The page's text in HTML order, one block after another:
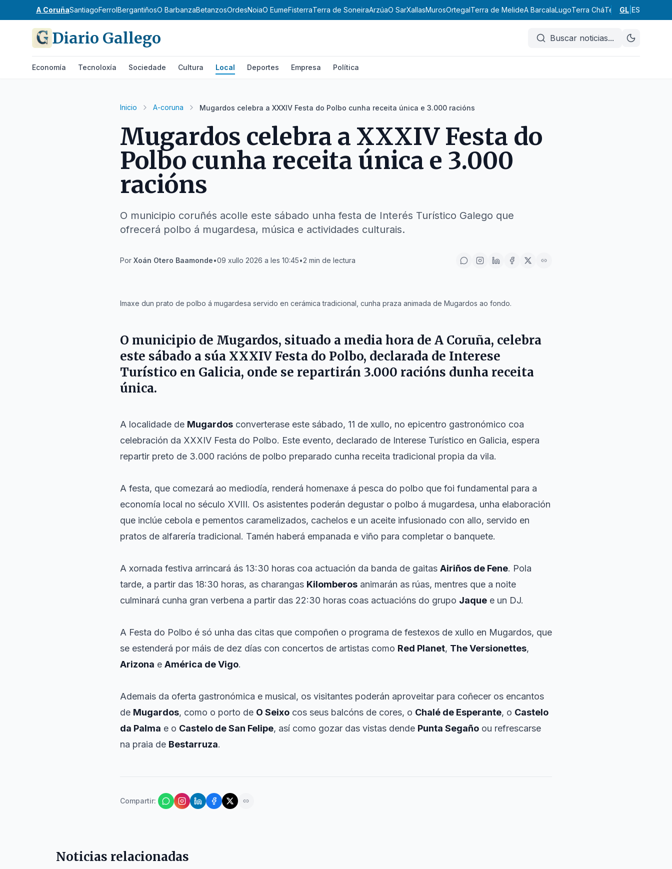
A CoruñaSantiagoFerrolBergantiñosO BarbanzaBetanzosOrdesNoiaO EumeFisterraTerra de SoneiraArzúaO SarXallasMurosOrtegalTerra de MelideA BarcalaLugoTerra CháTerra de Lemos
GL ES
Diario Gallego Buscar noticias...
Economía Tecnoloxía Sociedade Cultura Local Deportes Empresa Política
Inicio A-coruna Mugardos celebra a XXXIV Festa do Polbo cunha receita única e 3.000 racións
Mugardos celebra a XXXIV Festa do
Polbo cunha receita única e 3.000
racións
O municipio coruñés acolle este sábado unha festa de Interés Turístico Galego que
ofrecerá polbo á mugardesa, música e actividades culturais.
Por Xoán Otero Baamonde•09 xullo 2026 a les 10:45•2 min de lectura
Imaxe dun prato de polbo á mugardesa servido en cerámica tradicional, cunha praza animada de Mugardos ao fondo.
O municipio de Mugardos, situado a media hora de A Coruña, celebra
este sábado a súa XXXIV Festa do Polbo, declarada de Interese
Turístico en Galicia, onde se repartirán 3.000 racións dunha receita
única.
A localidade de Mugardos converterase este sábado, 11 de xullo, no epicentro gastronómico coa
celebración da XXXIV Festa do Polbo. Este evento, declarado de Interese Turístico en Galicia, espera
repartir preto de 3.000 racións de polbo preparado cunha receita tradicional propia da vila.
A festa, que comezará ao mediodía, renderá homenaxe á pesca do polbo que foi fundamental para a
economía local no século XVIII. Os asistentes poderán degustar o polbo á mugardesa, unha elaboración
que inclúe cebola e pementos caramelizados, cachelos e un aceite infusionado con allo, servido en
pratos de alfarería tradicional. Tamén haberá empanada e viño para completar o banquete.
A xornada festiva arrincará ás 13:30 horas coa actuación da banda de gaitas Airiños de Fene. Pola
tarde, a partir das 18:30 horas, as charangas Kilomberos animarán as rúas, mentres que a noite
culminará cunha gran verbena a partir das 22:30 horas coas actuacións do grupo Jaque e un DJ.
A Festa do Polbo é só unha das citas que compoñen o programa de festexos de xullo en Mugardos, que
se estenderá por máis de dez días con concertos de artistas como Red Planet, The Versionettes,
Arizona e América de Vigo.
Ademais da oferta gastronómica e musical, os visitantes poderán aproveitar para coñecer os encantos
de Mugardos, como o porto de O Seixo cos seus balcóns de cores, o Chalé de Esperante, o Castelo
da Palma e o Castelo de San Felipe, así como gozar das vistas dende Punta Segaño ou refrescarse
na praia de Bestarruza.
Compartir:
Noticias relacionadas